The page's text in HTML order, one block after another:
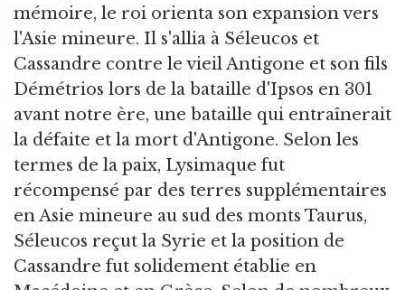
mémoire, le roi orienta son expansion vers
l'Asie mineure. Il s'allia à Séleucos et
Cassandre contre le vieil Antigone et son fils
Démétrios lors de la bataille d'Ipsos en 301
avant notre ère, une bataille qui entraînerait
la défaite et la mort d'Antigone. Selon les
termes de la paix, Lysimaque fut
récompensé par des terres supplémentaires
en Asie mineure au sud des monts Taurus,
Séleucos reçut la Syrie et la position de
Cassandre fut solidement établie en